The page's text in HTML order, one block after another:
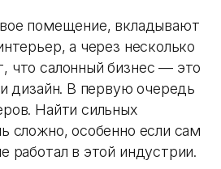
помещение, вкладывают
а через несколько
что салонный бизнес — это
дизайн. В первую очередь
Найти сильных
сложно, особенно если сам
работал в этой индустрии.